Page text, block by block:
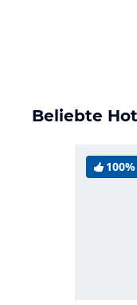
Beliebte
100%